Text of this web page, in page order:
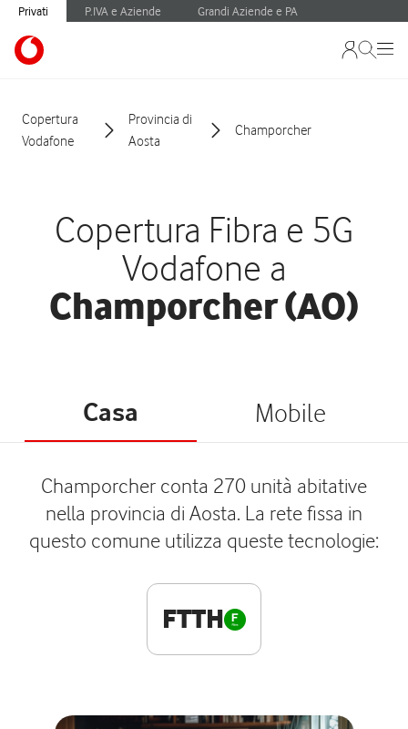
Privati P.IVA e Aziende Grandi Aziende e PA
Copertura
Vodafone
Provincia di
Aosta
Champorcher
Copertura Fibra e 5G
Vodafone a
Champorcher (AO)
Casa Mobile
Champorcher conta 270 unità abitative
nella provincia di Aosta. La rete fissa in
questo comune utilizza queste tecnologie:
FTTH